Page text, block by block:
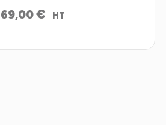
69,00€ HT